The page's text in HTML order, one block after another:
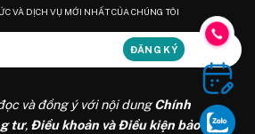
VÀ DỊCH VỤ MỚI NHẤT CỦA CHÚNG TÔI
và đồng ý với nội dungChính
tư, Điều khoản và Điều kiện bảo